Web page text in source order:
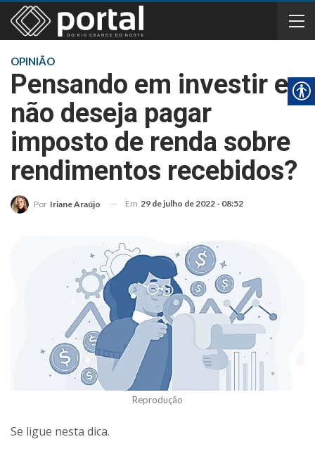
OPINIÃO
Pensando em investir e
não deseja pagar
imposto de renda sobre
rendimentos recebidos?
Por Iriane Araújo Em 29 de julho de 2022 - 08:52
Reprodução
Se ligue nesta dica.